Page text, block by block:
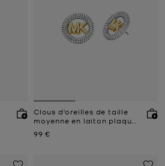
Clous d'oreilles de taille
moyenne en laiton plaqué
pavé
Prix actuel
99 €